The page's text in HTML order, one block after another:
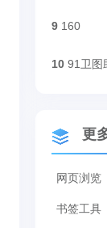
9 160
10 91卫图
更
网页浏览
书签工具